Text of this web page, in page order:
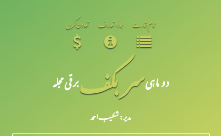
تمام شمارے ہمارا تعارف تعاون کریں
دو ماہیسر بکفبرقی مجلہ
مدیر: شکیبـ احمد